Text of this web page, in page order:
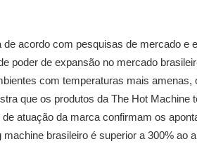
acordo com pesquisas de mercado e
poder de expansão no mercado
com temperaturas mais amenas,
que os produtos da The Hot Machine
atuação da marca confirmam os
brasileiro é superior a 300% ao